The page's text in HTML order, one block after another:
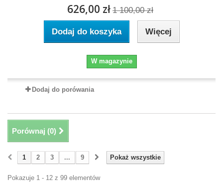
626,00 zł 1 100,00 zł
Dodaj do koszyka Więcej
W magazynie
Dodaj do porówania
Porównaj (0)
Pokaż wszystkie
1 2 3 ... 9
Pokazuje 1 - 12 z 99 elementów